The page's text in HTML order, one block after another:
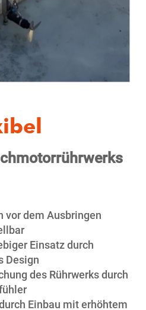
vor dem Ausbringen
Einsatz durch
Design
des Rührwerks durch
Einbau mit erhöhtem